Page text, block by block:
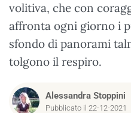
volitiva, che con
affronta ogni giorno i
sfondo di panorami
tolgono il respiro.
Alessandra Stoppini
Pubblicato il 22-12-2021